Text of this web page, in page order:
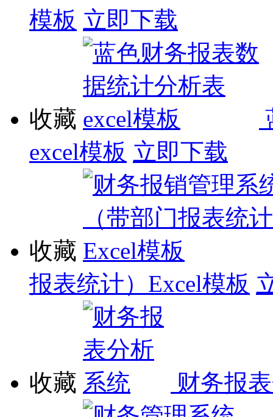
模板 立即下载
收藏
excel模板 立即下载
收藏
报表统计）Excel模板
收藏 财务报